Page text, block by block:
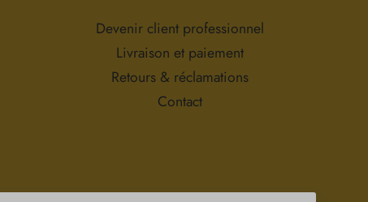
Devenir client professionnel
Livraison et paiement
Retours & réclamations
Contact